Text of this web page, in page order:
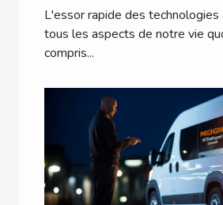
L'essor rapide des technologies
tous les aspects de notre vie
compris...